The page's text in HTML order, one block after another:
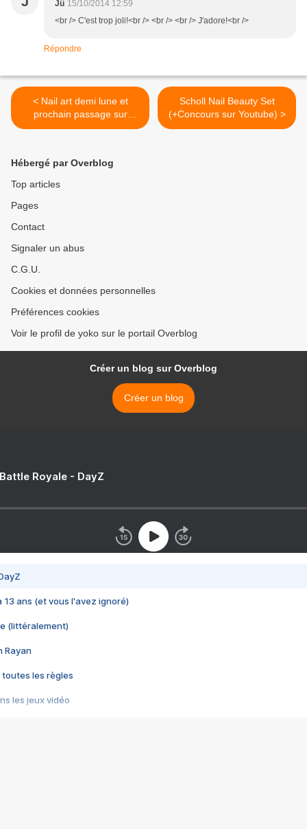
Jû 15/10/2014 12:59
<br /> C'est trop joli!<br /> <br /> <br /> J'adore!<br />
Répondre
< Nail art demi lune et
prochain passage sur
CCVB sur France 2
Scholl Nail Beauty Set
(+Concours sur Youtube) >
Hébergé par Overblog
Top articles
Pages
Contact
Signaler un abus
C.G.U.
Cookies et données personnelles
Préférences cookies
Voir le profil de yoko sur le portail Overblog
Créer un blog sur Overblog
Créer un blog
Royale - DayZ
13 ans (et vous l'avez ignoré)
(littéralement)
Rayan
toutes les règles
les jeux vidéo